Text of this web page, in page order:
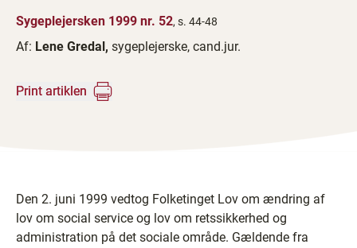
Sygeplejersken 1999 nr. 52, s. 44-48
Af: Lene Gredal, sygeplejerske, cand.jur.
Print artiklen
Den 2. juni 1999 vedtog Folketinget Lov om ændring af
lov om social service og lov om retssikkerhed og
administration på det sociale område. Gældende fra